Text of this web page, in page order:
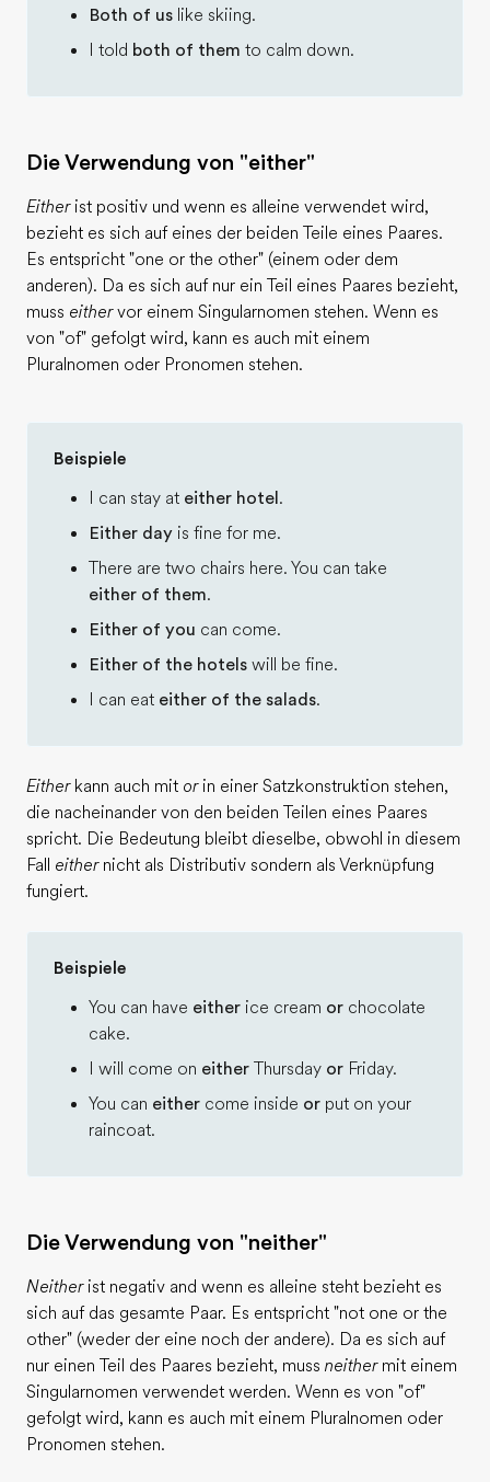
Both of us like skiing.
I told both of them to calm down.
Die Verwendung von "either"
Eitherist positiv und wenn es alleine verwendet wird,
bezieht es sich auf eines der beiden Teile eines Paares.
Es entspricht "one or the other" (einem oder dem
anderen). Da es sich auf nur ein Teil eines Paares bezieht,
muss eithervor einem Singularnomen stehen. Wenn es
von "of" gefolgt wird, kann es auch mit einem
Pluralnomen oder Pronomen stehen.
Beispiele
I can stay at either hotel .
Either day is fine for me.
There are two chairs here. You can take
either of them.
Either of you can come.
Either of the hotels will be fine.
I can eat either of the salads.
Eitherkann auch mit orin einer Satzkonstruktion stehen,
die nacheinander von den beiden Teilen eines Paares
spricht. Die Bedeutung bleibt dieselbe, obwohl in diesem
Fall eithernicht als Distributiv sondern als Verknüpfung
fungiert.
Beispiele
You can have either ice cream or chocolate
cake.
I will come on either Thursday or Friday.
You can either come inside or put on your
raincoat.
Die Verwendung von "neither"
Neitherist negativ and wenn es alleine steht bezieht es
sich auf das gesamte Paar. Es entspricht "not one or the
other" (weder der eine noch der andere). Da es sich auf
nur einen Teil des Paares bezieht, muss neithermit einem
Singularnomen verwendet werden. Wenn es von "of"
gefolgt wird, kann es auch mit einem Pluralnomen oder
Pronomen stehen.